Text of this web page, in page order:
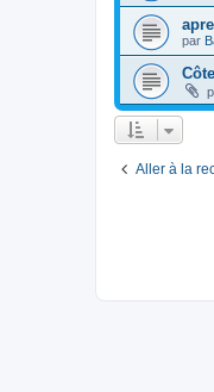
par
Aller à la